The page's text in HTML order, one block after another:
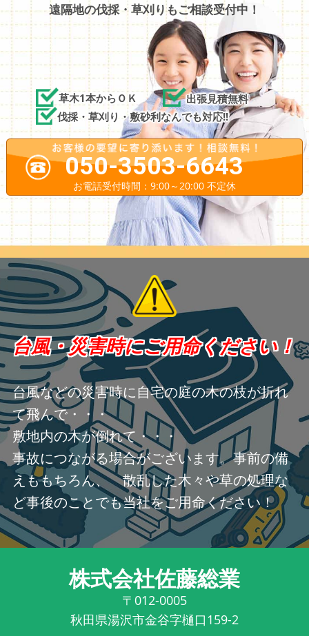
遠隔地の伐採・草刈りもご相談受付中！
草木1本からＯＫ
出張見積無料
伐採・草刈り・敷砂利なんでも対応!!
050-3503-6643
お電話受付時間：9:00～20:00 不定休
台風・災害時にご用命ください！
台風などの災害時に自宅の庭の木の枝が折れ
て飛んで・・・
敷地内の木が倒れて・・・
事故につながる場合がございます。事前の備
えももちろん、 散乱した木々や草の処理な
ど事後のことでも当社をご用命ください！
株式会社佐藤総業
〒012-0005
秋田県湯沢市金谷字樋口159-2